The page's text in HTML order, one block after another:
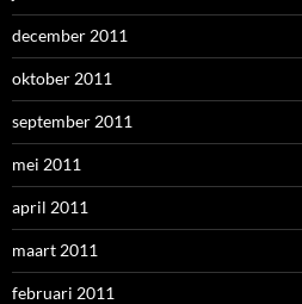
december 2011
oktober 2011
september 2011
mei 2011
april 2011
maart 2011
februari 2011